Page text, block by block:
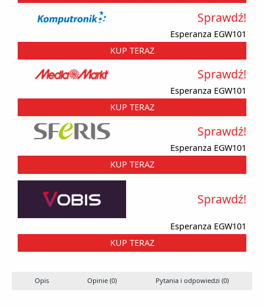
Esperanza EGW101
Sprawdź!
KUP TERAZ
Esperanza EGW101
Sprawdź!
KUP TERAZ
Esperanza EGW101
Sprawdź!
KUP TERAZ
Esperanza EGW101
Sprawdź!
KUP TERAZ
Opis Opinie (0) Pytania i odpowiedzi (0)